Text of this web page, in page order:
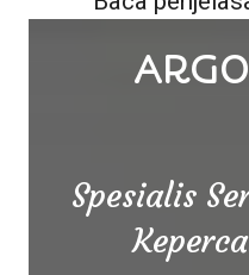
Spesialis